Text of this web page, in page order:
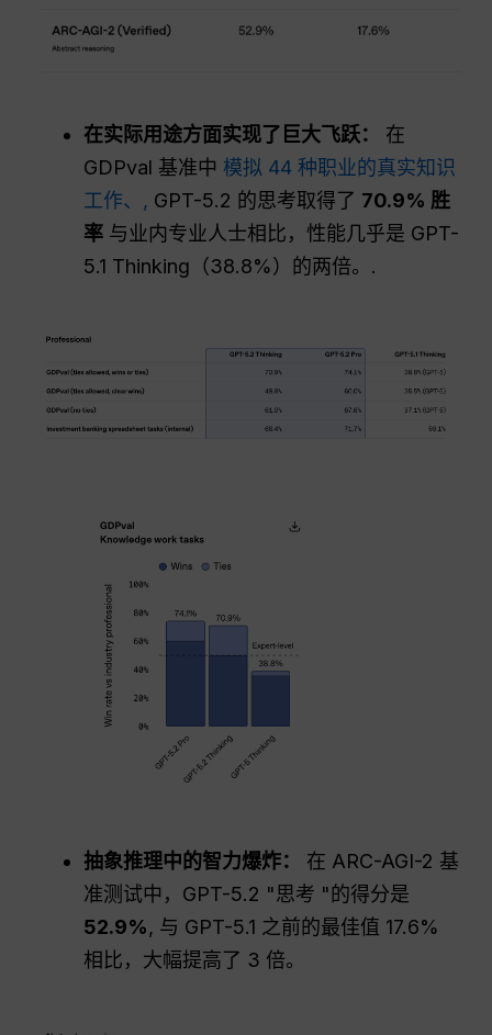
在实际用途方面实现了巨大飞跃：
在
GDPval 基准中 模拟 44 种职业的真实知识
工作、, GPT-5.2 的思考取得了 70.9% 胜
率 与业内专业人士相比，性能几乎是 GPT-
5.1 Thinking（38.8%）的两倍。.
抽象推理中的智力爆炸：
在 ARC-AGI-2 基
准测试中，GPT-5.2 "思考 "的得分是
52.9%, 与 GPT-5.1 之前的最佳值 17.6%
相比，大幅提高了 3 倍。